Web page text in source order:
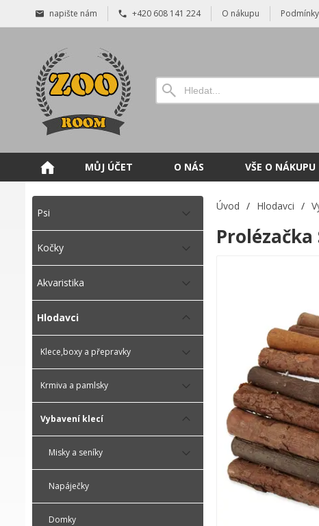
napište nám +420 608 141 224 O nákupu Podmínky
MŮJ ÚČET O NÁS VŠE O NÁKUPU
Psi
Kočky
Akvaristika
Hlodavci
Klece,boxy a přepravky
Krmiva a pamlsky
Vybavení klecí
Misky a seníky
Napáječky
Domky
Úvod / Hlodavci /
Prolézačka